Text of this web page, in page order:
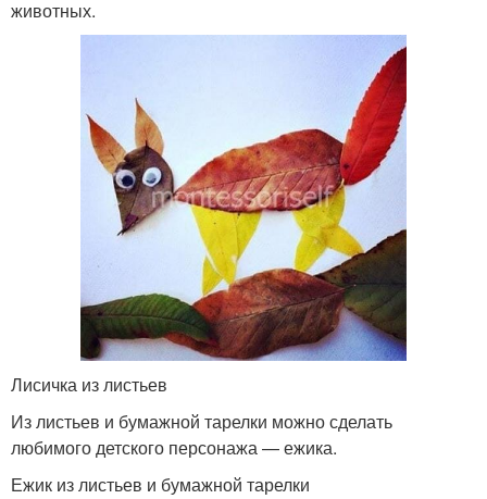
животных.
Лисичка из листьев
Из листьев и бумажной тарелки можно сделать
любимого детского персонажа — ежика.
Ежик из листьев и бумажной тарелки